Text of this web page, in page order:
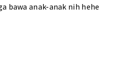
bawa anak-anak nih hehe